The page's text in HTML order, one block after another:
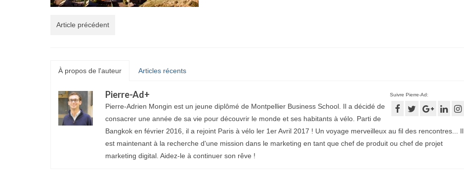
Article précédent
À propos de l'auteur Articles récents
Suivre Pierre-Ad:
Pierre-Ad+
Pierre-Adrien Mongin est un jeune diplômé de Montpellier Business School. Il a décidé de
consacrer une année de sa vie pour découvrir le monde et ses habitants à vélo. Parti de
Bangkok en février 2016, il a rejoint Paris à vélo ler 1er Avril 2017 ! Un voyage merveilleux au fil des rencontres... Il
est maintenant à la recherche d'une mission dans le marketing en tant que chef de produit ou chef de projet
marketing digital. Aidez-le à continuer son rêve !